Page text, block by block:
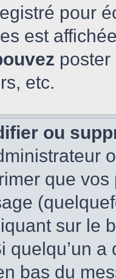
pour
est
etc.
ou
que
sur le
quelqu’un
bas du